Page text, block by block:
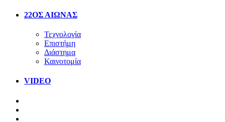
22ΟΣ ΑΙΩΝΑΣ
Τεχνολογία
Επιστήμη
Διάστημα
Καινοτομία
VIDEO